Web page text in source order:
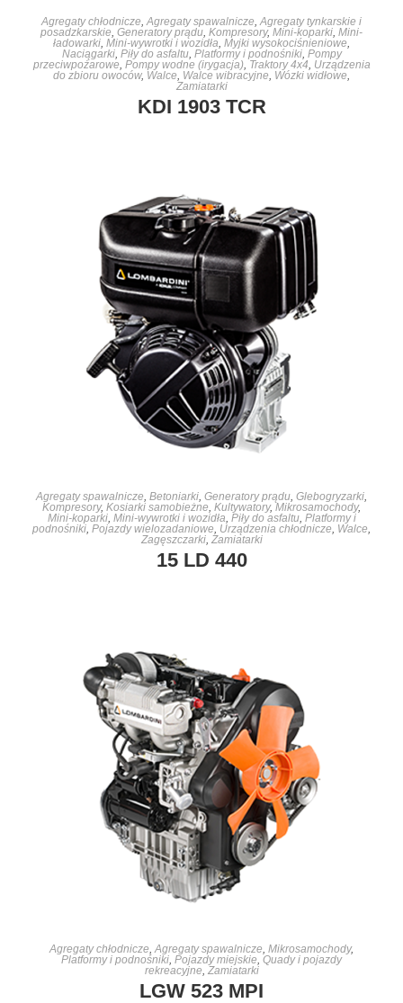
DOWIEDZ SIĘ WIĘCEJ
Agregaty chłodnicze,Agregaty spawalnicze,Agregaty tynkarskie i
posadzkarskie, Generatory prądu, Kompresory, Mini-koparki, Mini-
ładowarki, Mini-wywrotki i wozidła, Myjki wysokociśnieniowe,
Naciągarki, Piły do asfaltu, Platformy i podnośniki, Pompy
przeciwpożarowe, Pompy wodne (irygacja), Traktory 4x4, Urządzenia
do zbioru owoców, Walce, Walce wibracyjne, Wózki widłowe,
Zamiatarki
KDI 1903 TCR
DOWIEDZ SIĘ WIĘCEJ
Agregaty spawalnicze Betoniarki Generatory prądu Glebogryzarki
Kompresory, Kosiarki samobieżne Kultywatory, Mikrosamochody,
Mini-koparki, Mini-wywrotki i wozidła Piły do asfaltu, Platformy i
podnośniki Pojazdy wielozadaniowe Urządzenia chłodnicze Walce
Zagęszczarki, Zamiatarki
15 LD 440
DOWIEDZ SIĘ WIĘCEJ
Agregaty chłodnicze,Agregaty spawalnicze, Mikrosamochody,
Platformy i podnośniki, Pojazdy miejskie, Quady i pojazdy
rekreacyjne, Zamiatarki
LGW 523 MPI